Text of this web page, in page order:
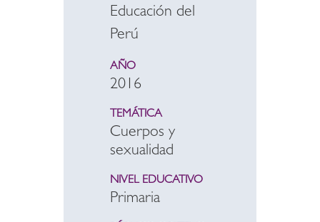
Educación del
Perú
AÑO
2016
TEMÁTICA
Cuerpos y
sexualidad
NIVEL EDUCATIVO
Primaria